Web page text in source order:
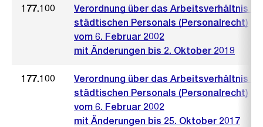
177.100
Verordnung über das Arbeitsverhältnis
städtischen Personals (Personalrecht)
vom 6. Februar 2002
mit Änderungen bis 2. Oktober 2019
177.100
Verordnung über das Arbeitsverhältnis
städtischen Personals (Personalrecht)
vom 6. Februar 2002
mit Änderungen bis 25. Oktober 2017